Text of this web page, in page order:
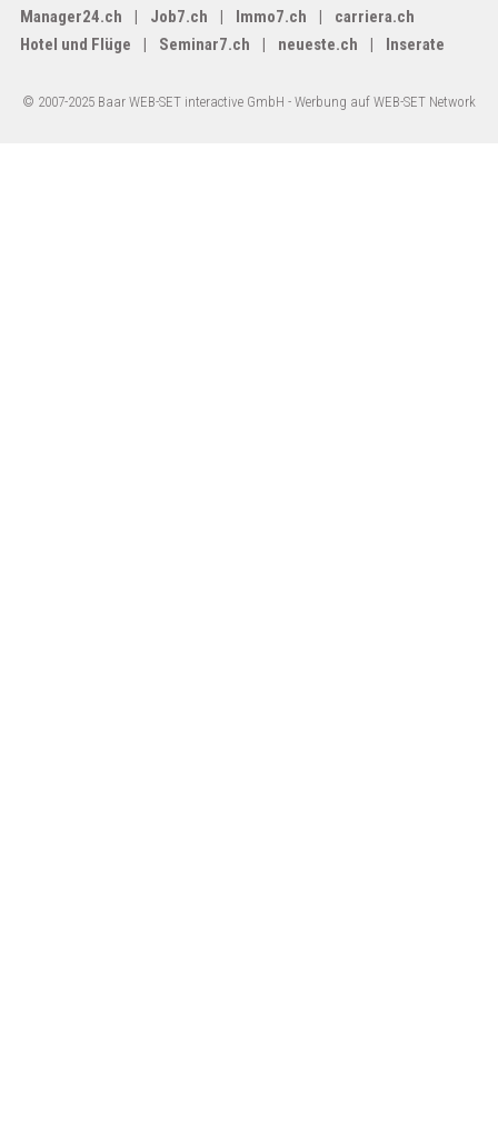
Manager24.ch
Job7.ch Immo7.ch
carriera.ch
Hotel und Flüge
Seminar7.ch neueste.ch Inserate
© 2007-2025 Baar WEB-SET interactive GmbH - Werbung auf WEB-SET Network